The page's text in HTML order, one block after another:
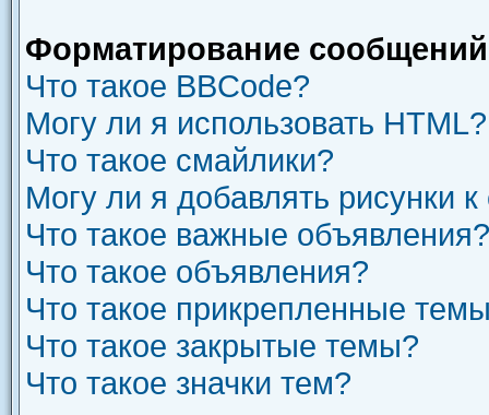
Форматирование
Что такое BBCode?
Могу ли я использовать HTML?
Что такое смайлики?
Могу ли я добавлять рисунки
Что такое важные объявления?
Что такое объявления?
Что такое прикрепленные
Что такое закрытые темы?
Что такое значки тем?